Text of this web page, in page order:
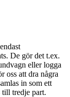
De gör det t.ex.
eller logga
oss att dra några
in som ett
till tredje part.